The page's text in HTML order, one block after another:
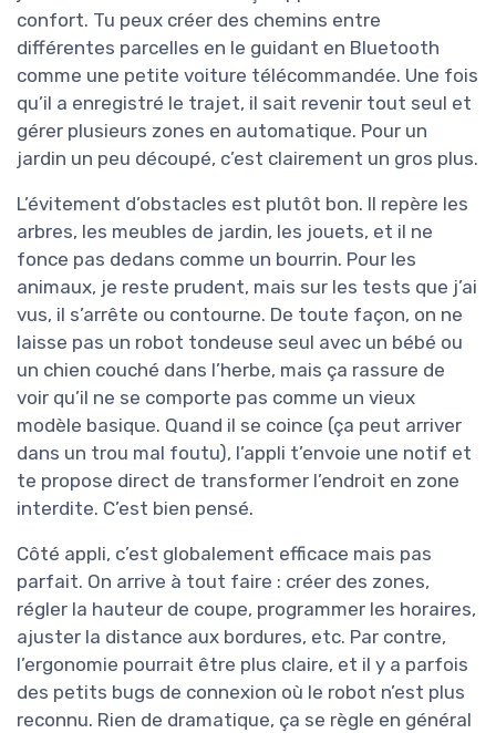
confort. Tu peux créer des chemins entre
différentes parcelles en le guidant en Bluetooth
comme une petite voiture télécommandée. Une fois
qu’il a enregistré le trajet, il sait revenir tout seul et
gérer plusieurs zones en automatique. Pour un
jardin un peu découpé, c’est clairement un gros plus.
L’évitement d’obstacles est plutôt bon. Il repère les
arbres, les meubles de jardin, les jouets, et il ne
fonce pas dedans comme un bourrin. Pour les
animaux, je reste prudent, mais sur les tests que j’ai
vus, il s’arrête ou contourne. De toute façon, on ne
laisse pas un robot tondeuse seul avec un bébé ou
un chien couché dans l’herbe, mais ça rassure de
voir qu’il ne se comporte pas comme un vieux
modèle basique. Quand il se coince (ça peut arriver
dans un trou mal foutu), l’appli t’envoie une notif et
te propose direct de transformer l’endroit en zone
interdite. C’est bien pensé.
Côté appli, c’est globalement efficace mais pas
parfait. On arrive à tout faire : créer des zones,
régler la hauteur de coupe, programmer les horaires,
ajuster la distance aux bordures, etc. Par contre,
l’ergonomie pourrait être plus claire, et il y a parfois
des petits bugs de connexion où le robot n’est plus
reconnu. Rien de dramatique, ça se règle en général